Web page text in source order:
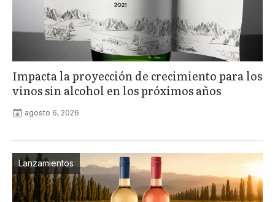
Impacta la proyección de crecimiento para los
vinos sin alcohol en los próximos años
agosto 6, 2026
Lanzamientos